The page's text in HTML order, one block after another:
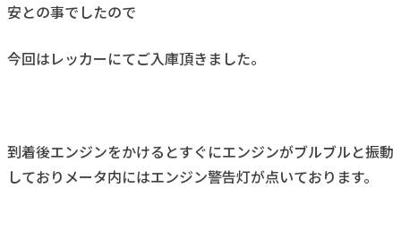
安との事でしたので
今回はレッカーにてご入庫頂きました。
到着後エンジンをかけるとすぐにエンジンがブルブルと振動
しておりメータ内にはエンジン警告灯が点いております。